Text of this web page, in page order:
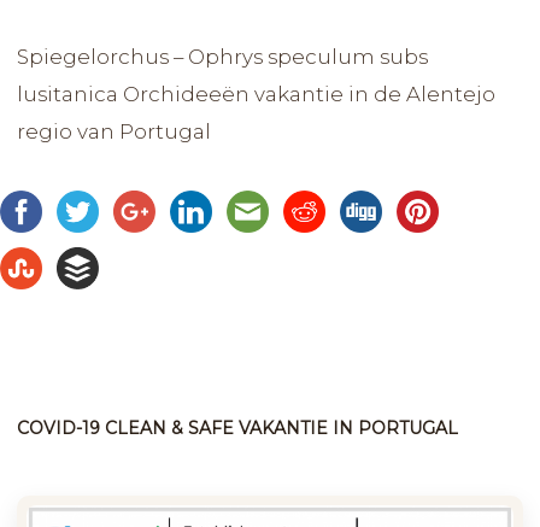
Spiegelorchus – Ophrys speculum subs
lusitanica Orchideeën vakantie in de Alentejo
regio van Portugal
COVID-19 CLEAN & SAFE VAKANTIE IN PORTUGAL